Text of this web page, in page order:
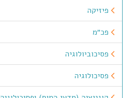
פיזיקה
פכ״מ
פסיכוביולוגיה
פסיכולוגיה